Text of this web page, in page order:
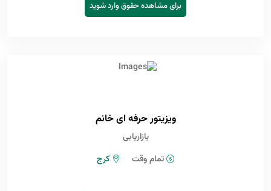
برای مشاهده حقوق وارد شوید
ویزیتور حرفه ای خانم
بازاریابی
تمام وقت
کرج